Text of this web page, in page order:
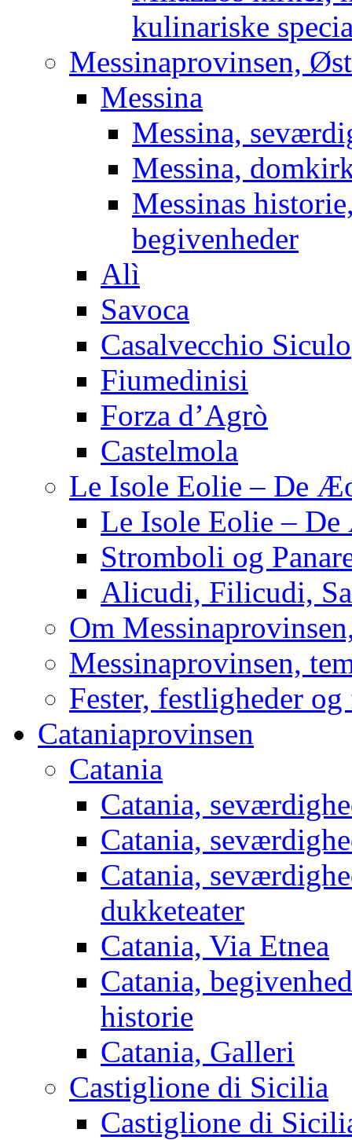
kulinariske
Messinaprovinsen,
Messina
Messina,
Messina,
Messinas
begivenheder
Alì
Savoca
Casalvecchio Siculo
Fiumedinisi
Forza d’Agrò
Castelmola
Le Isole Eolie – De
Le Isole Eolie –
Stromboli og
Alicudi, Filicudi,
Om
Messinaprovinsen,
Fester, festligheder
Cataniaprovinsen
Catania
Catania,
Catania,
Catania,
dukketeater
Catania, Via Etnea
Catania,
historie
Catania, Galleri
Castiglione di Sicilia
Castiglione di